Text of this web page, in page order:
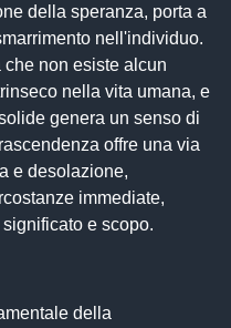
della speranza, porta a
nell'individuo.
che non esiste alcun
nella vita umana, e
genera un senso di
offre una via
e desolazione,
immediate,
e scopo.
della